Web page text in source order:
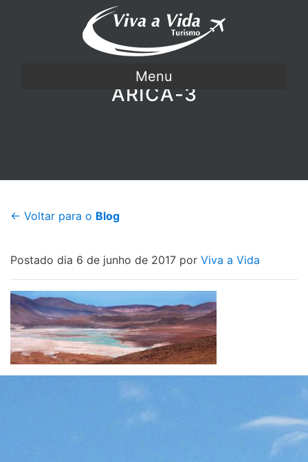
Menu
ARICA-3
← Voltar para o Blog
Postado dia 6 de junho de 2017 por Viva a Vida